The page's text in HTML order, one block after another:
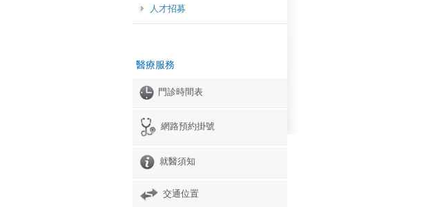
人才招募
醫療服務
門診時間表
網路預約掛號
就醫須知
交通位置